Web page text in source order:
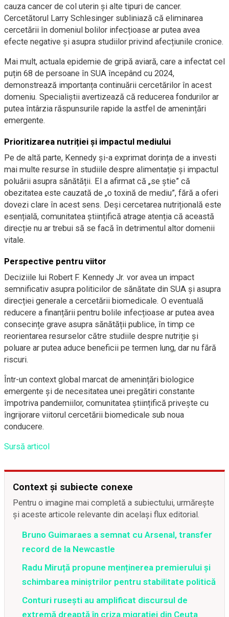
cauza cancer de col uterin și alte tipuri de cancer.
Cercetătorul Larry Schlesinger subliniază că eliminarea
cercetării în domeniul bolilor infecțioase ar putea avea
efecte negative și asupra studiilor privind afecțiunile cronice.
Mai mult, actuala epidemie de gripă aviară, care a infectat cel
puțin 68 de persoane în SUA începând cu 2024,
demonstrează importanța continuării cercetărilor în acest
domeniu. Specialiștii avertizează că reducerea fondurilor ar
putea întârzia răspunsurile rapide la astfel de amenințări
emergente.
Prioritizarea nutriției și impactul mediului
Pe de altă parte, Kennedy și-a exprimat dorința de a investi
mai multe resurse în studiile despre alimentație și impactul
poluării asupra sănătății. El a afirmat că „se știe” că
obezitatea este cauzată de „o toxină de mediu”, fără a oferi
dovezi clare în acest sens. Deși cercetarea nutrițională este
esențială, comunitatea științifică atrage atenția că această
direcție nu ar trebui să se facă în detrimentul altor domenii
vitale.
Perspective pentru viitor
Deciziile lui Robert F. Kennedy Jr. vor avea un impact
semnificativ asupra politicilor de sănătate din SUA și asupra
direcției generale a cercetării biomedicale. O eventuală
reducere a finanțării pentru bolile infecțioase ar putea avea
consecințe grave asupra sănătății publice, în timp ce
reorientarea resurselor către studiile despre nutriție și
poluare ar putea aduce beneficii pe termen lung, dar nu fără
riscuri.
Într-un context global marcat de amenințări biologice
emergente și de necesitatea unei pregătiri constante
împotriva pandemiilor, comunitatea științifică privește cu
îngrijorare viitorul cercetării biomedicale sub noua
conducere.
Sursă articol
Context și subiecte conexe
Pentru o imagine mai completă a subiectului, urmărește
și aceste articole relevante din același flux editorial.
Bruno Guimaraes a semnat cu Arsenal, transfer
record de la Newcastle
Radu Miruță propune menținerea premierului și
schimbarea miniștrilor pentru stabilitate politică
Conturi rusești au amplificat discursul de
extremă dreaptă în criza migrației din Ceuta